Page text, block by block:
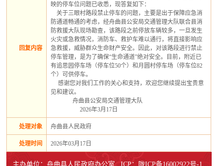
回复内容
映的停车位问题已收悉，现答复如下：
    关于三眼村路段禁止停车的问题，主要是出于保障应急消
防通道畅通的考虑，经舟曲县公安局交通管理大队联合县消
防救援大队现场勘查，该路段之前停放车辆较多，一旦发生
火灾或急救情况，消防车、救护车难以通行，将直接影响应
急救援，威胁群众生命财产安全。因此，对该路段进行禁止
停车管理，是为了确保“生命通道”绝对安全。目前，附近已
有追思园停车场（停车位50个）和月圆村停车场（停车位82
个）可供停车。
     感谢您对我们工作的关心和支持，欢迎您继续提出宝贵意
见和建议。
               舟曲县公安局交通管理大队
                    2026年3月17日
处理对象 舟曲县人民政府
处理时间 2026年03月17日
主办单位：舟曲县人民政府办公室 ICP：陇ICP备16002922号-1